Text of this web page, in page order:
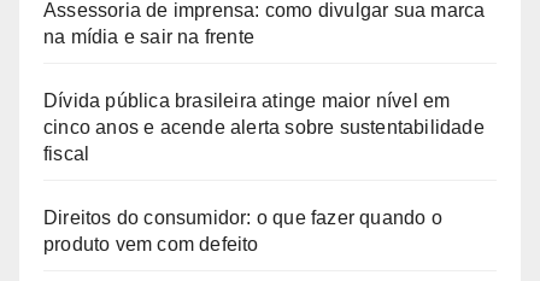
Assessoria de imprensa: como divulgar sua marca
na mídia e sair na frente
Dívida pública brasileira atinge maior nível em
cinco anos e acende alerta sobre sustentabilidade
fiscal
Direitos do consumidor: o que fazer quando o
produto vem com defeito